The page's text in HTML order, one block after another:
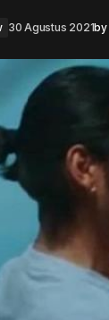
30 Agustus 2021by